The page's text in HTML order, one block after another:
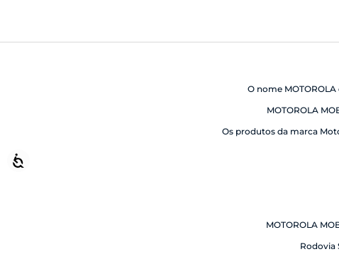
O nome
MOTOROLA
Os produtos da marca
MOTOROLA
Rodovia